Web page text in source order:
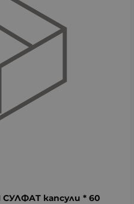
капсули * 60